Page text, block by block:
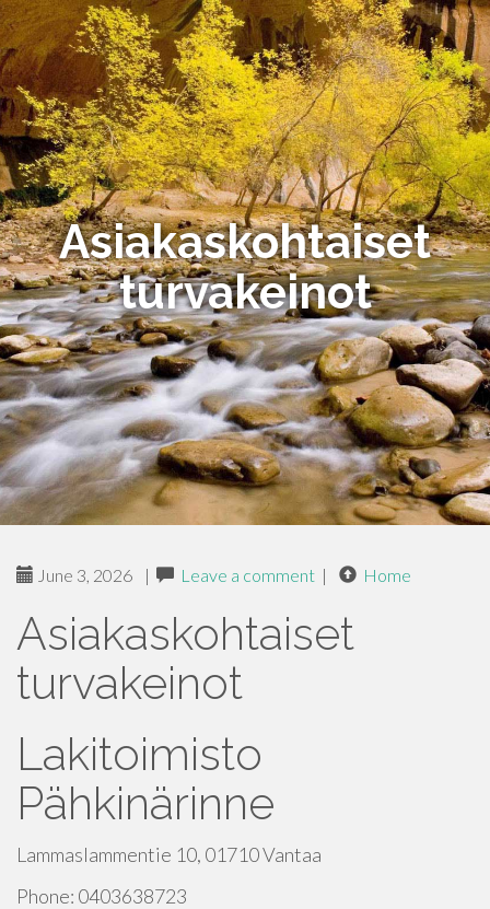
Asiakaskohtaiset
turvakeinot
June 3, 2026 | Leave a comment | Home
Asiakaskohtaiset
turvakeinot
Lakitoimisto
Pähkinärinne
Lammaslammentie 10, 01710 Vantaa
Phone: 0403638723